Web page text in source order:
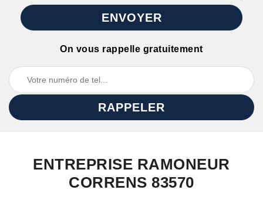
On vous rappelle gratuitement
ENTREPRISE RAMONEUR
CORRENS 83570